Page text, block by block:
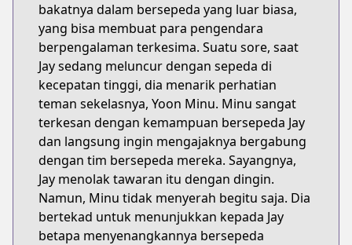
bakatnya dalam bersepeda yang luar biasa,
yang bisa membuat para pengendara
berpengalaman terkesima. Suatu sore, saat
Jay sedang meluncur dengan sepeda di
kecepatan tinggi, dia menarik perhatian
teman sekelasnya, Yoon Minu. Minu sangat
terkesan dengan kemampuan bersepeda Jay
dan langsung ingin mengajaknya bergabung
dengan tim bersepeda mereka. Sayangnya,
Jay menolak tawaran itu dengan dingin.
Namun, Minu tidak menyerah begitu saja. Dia
bertekad untuk menunjukkan kepada Jay
betapa menyenangkannya bersepeda